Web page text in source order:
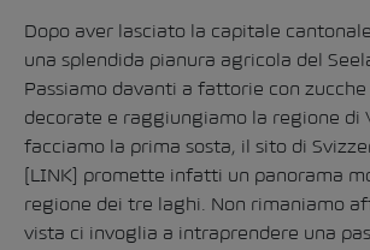
Dopo aver lasciato la capitale
una splendida pianura agricola del
Passiamo davanti a fattorie con
decorate e raggiungiamo la regione di
facciamo la prima sosta, il sito di
[LINK] promette infatti un panorama
regione dei tre laghi. Non rimaniamo
vista ci invoglia a intraprendere una